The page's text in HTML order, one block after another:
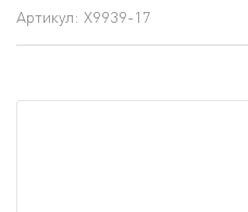
Артикул: X9939-17